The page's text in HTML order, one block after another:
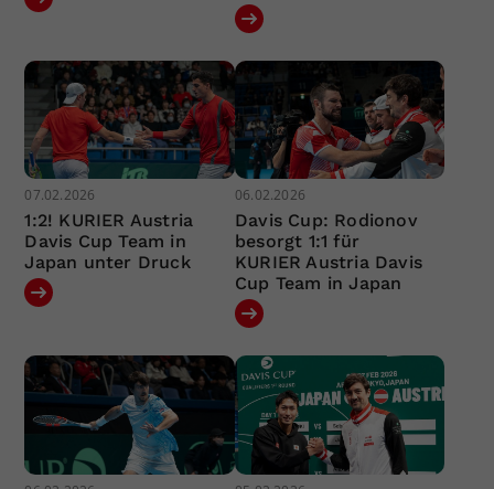
07.02.2026
1:2! KURIER Austria
Davis Cup Team in
Japan unter Druck
06.02.2026
Davis Cup: Rodionov
besorgt 1:1 für
KURIER Austria Davis
Cup Team in Japan